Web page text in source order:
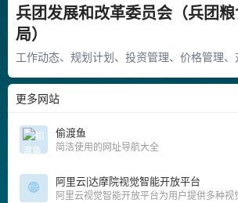
兵团发展和改革委员会（兵团
局）
工作动态、规划计划、投资管理、价格管理
更多网站
偷渡鱼
简洁使用的网址导航大全
阿里云|达摩院视觉智能开放平台